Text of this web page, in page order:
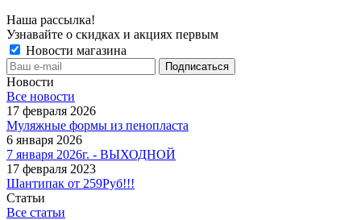
Наша рассылка!
Узнавайте о скидках и акциях первым
Новости магазина
Новости
Все новости
17 февраля 2026
Муляжные формы из пенопласта
6 января 2026
7 января 2026г. - ВЫХОДНОЙ
17 февраля 2023
Шантипак от 259Руб!!!
Статьи
Все статьи